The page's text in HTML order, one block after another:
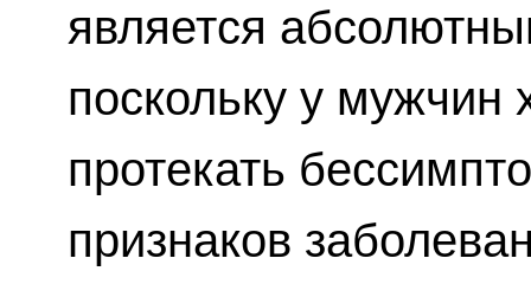
является
поскольку у
протекать
признаков